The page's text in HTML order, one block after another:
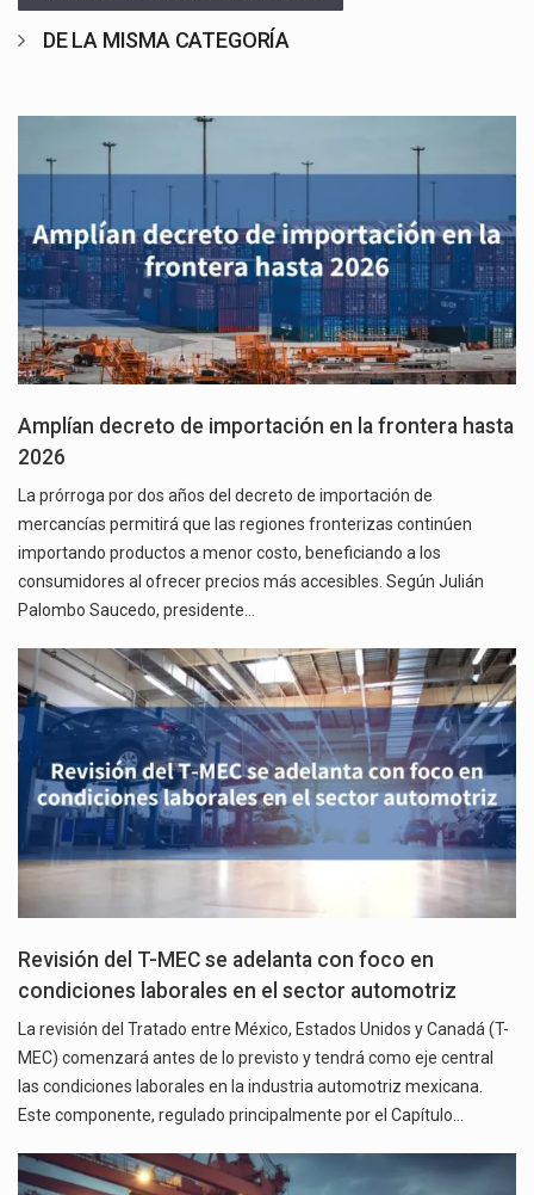
DE LA MISMA CATEGORÍA
Amplían decreto de importación en la frontera hasta
2026
La prórroga por dos años del decreto de importación de
mercancías permitirá que las regiones fronterizas continúen
importando productos a menor costo, beneficiando a los
consumidores al ofrecer precios más accesibles. Según Julián
Palombo Saucedo, presidente…
Revisión del T-MEC se adelanta con foco en
condiciones laborales en el sector automotriz
La revisión del Tratado entre México, Estados Unidos y Canadá (T-
MEC) comenzará antes de lo previsto y tendrá como eje central
las condiciones laborales en la industria automotriz mexicana.
Este componente, regulado principalmente por el Capítulo…